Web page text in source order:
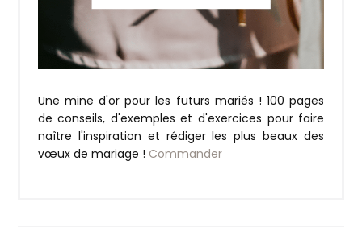
Une mine d'or pour les futurs mariés ! 100 pages
de conseils, d'exemples et d'exercices pour faire
naître l'inspiration et rédiger les plus beaux des
vœux de mariage ! Commander